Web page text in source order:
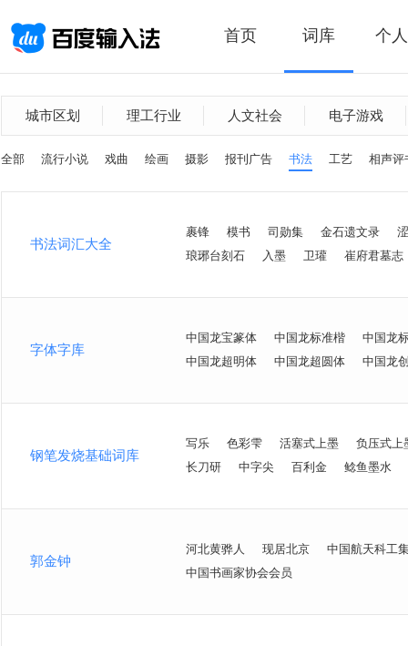
首页 词库 个
城市区划 理工行业 人文社会 电子游戏
全部 流行小说 戏曲 绘画 摄影 报刊广告 书法 工艺 相声评
书法词汇大全
裹锋 模书 司勋集 金石遗文录
琅琊台刻石
入墨 卫瓘 崔府君墓志
字体字库
中国龙宝篆体 中国龙标准楷
中国龙
中国龙超明体
中国龙超圆体 中国龙
钢笔发烧基础词库
写乐 色彩雫 活塞式上墨
负压式上
长刀研
中字尖 百利金 鲶鱼墨水
郭金钟
河北黄骅人 现居北京
中国航天科工
中国书画家协会会员